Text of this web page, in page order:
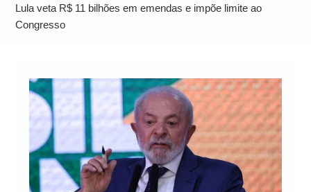
Alto
Lula veta R$ 11 bilhões em emendas e impõe limite ao
Congresso